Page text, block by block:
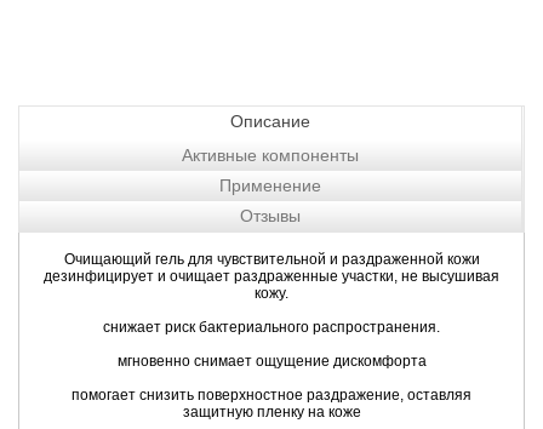
Описание
Активные компоненты
Применение
Отзывы
Очищающий гель для чувствительной и раздраженной кожи
дезинфицирует и очищает раздраженные участки, не высушивая
кожу.
снижает риск бактериального распространения.
мгновенно снимает ощущение дискомфорта
помогает снизить поверхностное раздражение, оставляя
защитную пленку на коже